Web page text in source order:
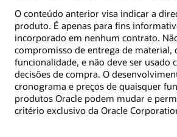
O conteúdo anterior visa indicar a
produto. É apenas para fins
incorporado em nenhum contrato.
compromisso de entrega de material,
funcionalidade, e não deve ser usado
decisões de compra. O
cronograma e preços de quaisquer
produtos Oracle podem mudar e
critério exclusivo da Oracle